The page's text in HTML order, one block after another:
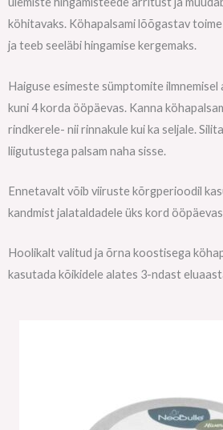
köhitavaks. Köhapalsami lõõgastav
ja teeb seeläbi hingamise kergemaks.
Haiguse esimeste sümptomite
kuni 4 korda ööpäevas. Kanna
rindkerele- nii rinnakule kui ka seljale.
liigutustega palsam naha sisse.
Ennetavalt võib viiruste kõrgperioodil
kandmist jalataldadele üks kord
Hoolikalt valitud ja õrna koostisega
kasutada kõikidele alates 3-ndast